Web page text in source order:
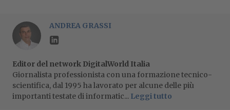
ANDREA GRASSI
Editor del network DigitalWorld Italia
Giornalista professionista con una formazione tecnico-
scientifica, dal 1995 ha lavorato per alcune delle più
importanti testate di informatic... Leggi tutto